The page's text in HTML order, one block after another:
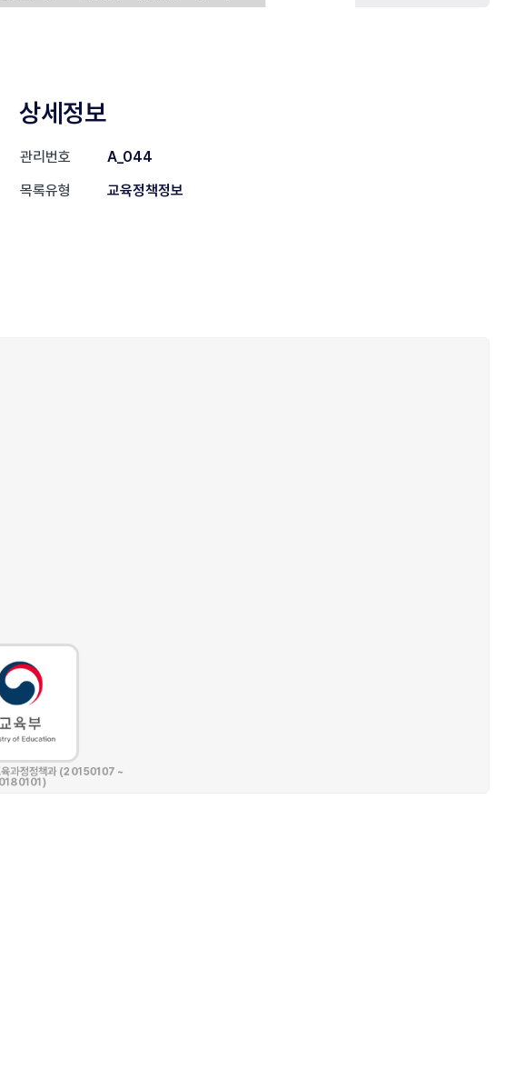
상세정보
관리번호
A_044
목록유형
교육정책정보